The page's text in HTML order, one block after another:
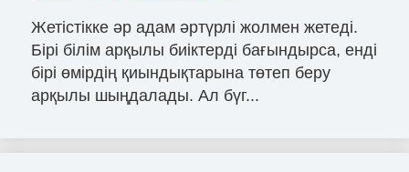
Жетістікке әр адам әртүрлі жолмен жетеді.
Бірі білім арқылы биіктерді бағындырса, енді
бірі өмірдің қиындықтарына төтеп беру
арқылы шыңдалады. Ал бүг...